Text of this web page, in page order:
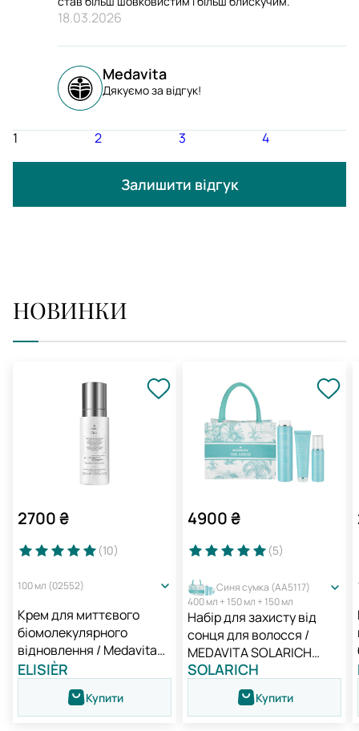
18.03.2026
Medavita
Дякуємо за відгук!
1 2 3 4
Залишити відгук
НОВИНКИ
2700₴
(10)
100 мл (02552)
Крем для миттєвого
біомолекулярного
відновлення / Medavita
Elisièr Instant Bond Repair
Leave-in Cream
ELISIÈR
Купити
4900₴
(5)
Синя сумка (AA5117)
400 мл + 150 мл + 150 мл
Набір для захисту від
сонця для волосся /
MEDAVITA SOLARICH
NEW
SOLARICH
Купити